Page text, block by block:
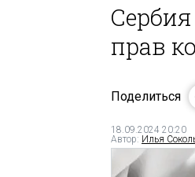
прав
Поделиться
18.09.2024 20:20
Автор: Илья